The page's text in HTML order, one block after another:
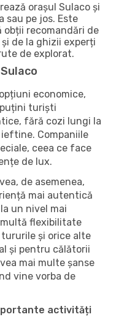
orașul Sulaco și
sau pe jos. Este
obții recomandări de
de la ghizii experți
de explorat.
economice,
turiști
fără cozi lungi la
Companiile
ceea ce face
de lux.
de asemenea,
mai autentică
un nivel mai
multă flexibilitate
și orice alte
și pentru călătorii
mai multe șanse
vine vorba de
activități